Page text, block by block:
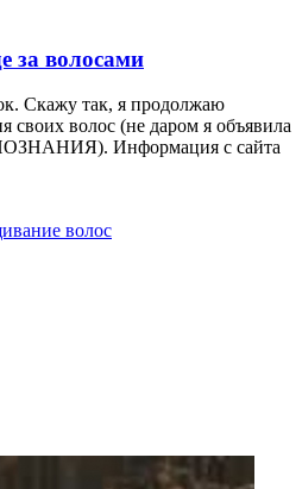
за волосами
Скажу так, я продолжаю
своих волос (не даром я объявила
ПОЗНАНИЯ). Информация с сайта
волос